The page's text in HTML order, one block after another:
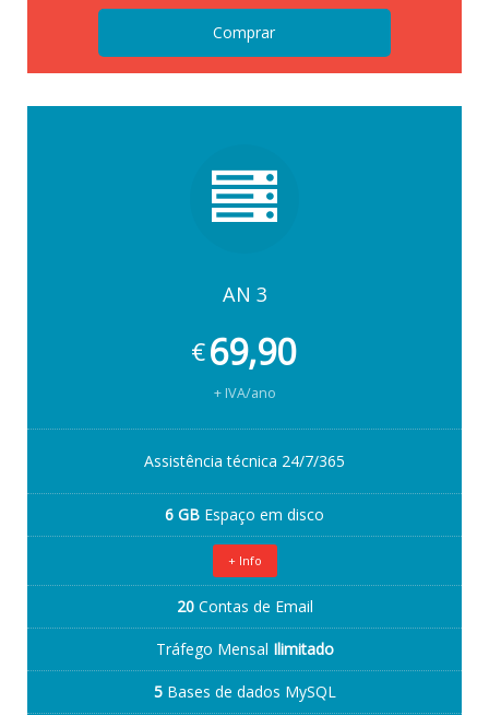
Comprar
AN 3
€69,90
+ IVA/ano
Assistência técnica 24/7/365
6 GB Espaço em disco
+ Info
20Contas de Email
Tráfego Mensal Ilimitado
5Bases de dados MySQL